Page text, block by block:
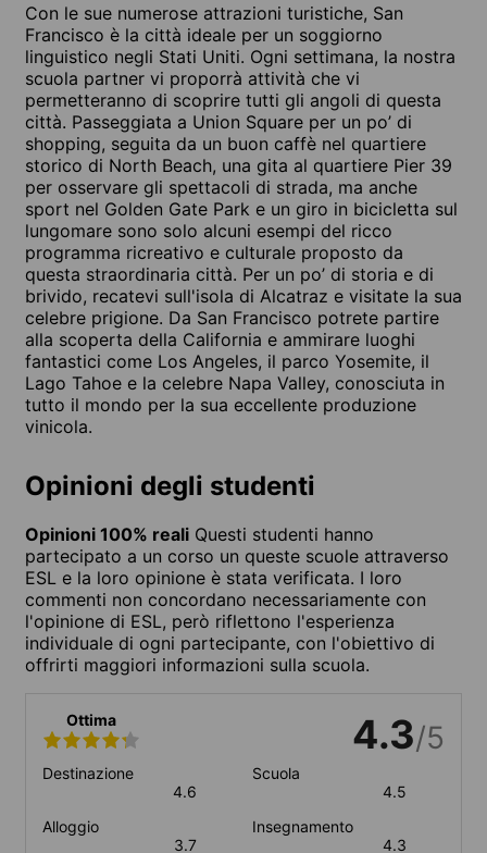
Con le sue numerose attrazioni turistiche, San
Francisco è la città ideale per un soggiorno
linguistico negli Stati Uniti. Ogni settimana, la nostra
scuola partner vi proporrà attività che vi
permetteranno di scoprire tutti gli angoli di questa
città. Passeggiata a Union Square per un po’ di
shopping, seguita da un buon caffè nel quartiere
storico di North Beach, una gita al quartiere Pier 39
per osservare gli spettacoli di strada, ma anche
sport nel Golden Gate Park e un giro in bicicletta sul
lungomare sono solo alcuni esempi del ricco
programma ricreativo e culturale proposto da
questa straordinaria città. Per un po’ di storia e di
brivido, recatevi sull'isola di Alcatraz e visitate la sua
celebre prigione. Da San Francisco potrete partire
alla scoperta della California e ammirare luoghi
fantastici come Los Angeles, il parco Yosemite, il
Lago Tahoe e la celebre Napa Valley, conosciuta in
tutto il mondo per la sua eccellente produzione
vinicola.
Opinioni degli studenti
Opinioni 100% reali Questi studenti hanno
partecipato a un corso un queste scuole attraverso
ESL e la loro opinione è stata verificata. I loro
commenti non concordano necessariamente con
l'opinione di ESL, però riflettono l'esperienza
individuale di ogni partecipante, con l'obiettivo di
offrirti maggiori informazioni sulla scuola.
Ottima 4.3/5
Destinazione
4.6
Scuola
4.5
Alloggio
3.7
Insegnamento
4.3